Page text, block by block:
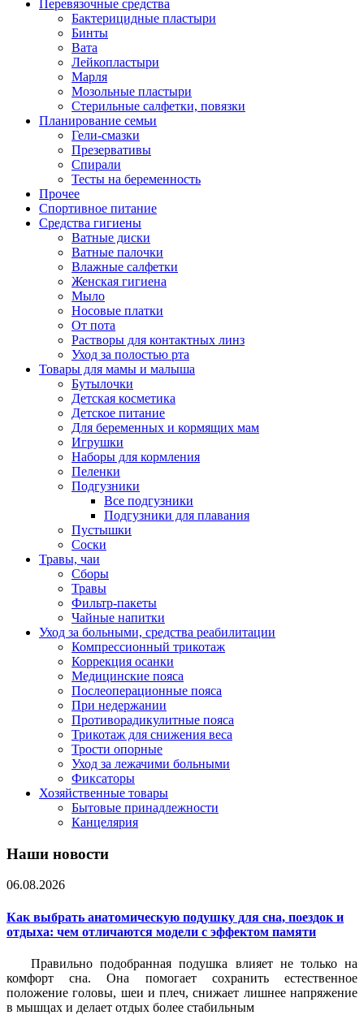
Перевязочные средства
Бактерицидные пластыри
Бинты
Вата
Лейкопластыри
Марля
Мозольные пластыри
Стерильные салфетки, повязки
Планирование семьи
Гели-смазки
Презервативы
Спирали
Тесты на беременность
Прочее
Спортивное питание
Средства гигиены
Ватные диски
Ватные палочки
Влажные салфетки
Женская гигиена
Мыло
Носовые платки
От пота
Растворы для контактных линз
Уход за полостью рта
Товары для мамы и малыша
Бутылочки
Детская косметика
Детское питание
Для беременных и кормящих мам
Игрушки
Наборы для кормления
Пеленки
Подгузники
Все подгузники
Подгузники для плавания
Пустышки
Соски
Травы, чаи
Сборы
Травы
Фильтр-пакеты
Чайные напитки
Уход за больными, средства реабилитации
Компрессионный трикотаж
Коррекция осанки
Медицинские пояса
Послеоперационные пояса
При недержании
Противорадикулитные пояса
Трикотаж для снижения веса
Трости опорные
Уход за лежачими больными
Фиксаторы
Хозяйственные товары
Бытовые принадлежности
Канцелярия
Наши новости
06.08.2026
Как выбрать анатомическую подушку для сна, поездок и
отдыха: чем отличаются модели с эффектом памяти
Правильно подобранная подушка влияет не только на
комфорт сна. Она помогает сохранить естественное
положение головы, шеи и плеч, снижает лишнее напряжение
в мышцах и делает отдых более стабильным